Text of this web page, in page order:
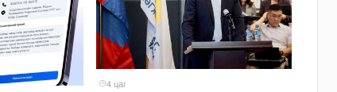
·
4 цаг